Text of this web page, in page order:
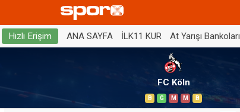
Hızlı Erişim ANA SAYFA İLK11 KUR At Yarışı Bankoları
FC Köln
B G M M B